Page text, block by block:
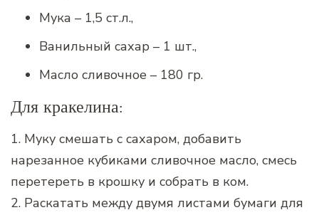
Мука – 1,5 ст.л.,
Ванильный сахар – 1 шт.,
Масло сливочное – 180 гр.
Для кракелина:
1. Муку смешать с сахаром, добавить
нарезанное кубиками сливочное масло, смесь
перетереть в крошку и собрать в ком.
2. Раскатать между двумя листами бумаги для